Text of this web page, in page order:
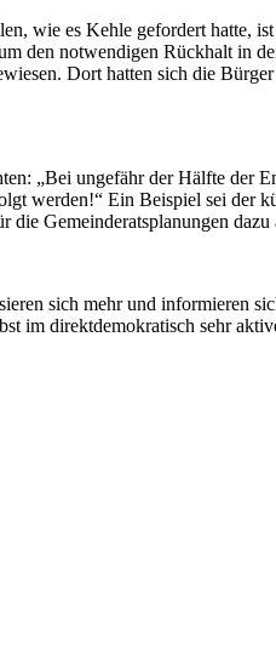
wie es Kehle gefordert hatte,
den notwendigen Rückhalt in
Dort hatten sich die
„Bei ungefähr der Hälfte der
werden!“ Ein Beispiel sei der
Gemeinderatsplanungen dazu
sich mehr und informieren
im direktdemokratisch sehr